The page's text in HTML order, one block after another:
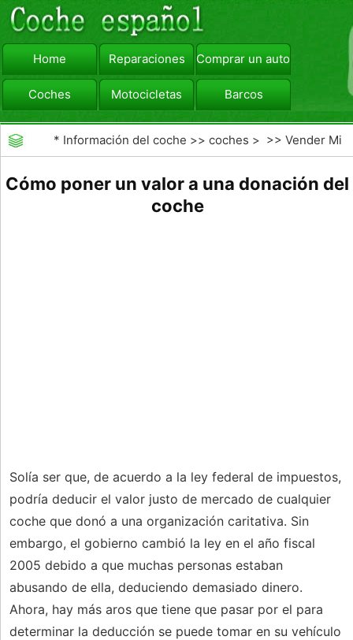
Home Reparaciones Comprar un automóvil
Coches Motocicletas Barcos
viajar Camiones
* Información del coche >>coches > >>Vender Mi
Cómo poner un valor a una donación del
coche
Solía ​​ser que, de acuerdo a la ley federal de impuestos,
podría deducir el valor justo de mercado de cualquier
coche que donó a una organización caritativa. Sin
embargo, el gobierno cambió la ley en el año fiscal
2005 debido a que muchas personas estaban
abusando de ella, deduciendo demasiado dinero.
Ahora, hay más aros que tiene que pasar por el para
determinar la deducción se puede tomar en su vehículo